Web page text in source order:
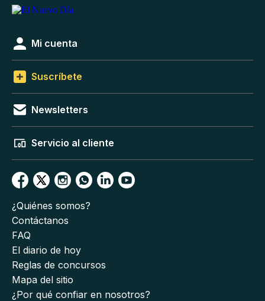
Mi cuenta
Suscríbete
Newsletters
Servicio al cliente
¿Quiénes somos?
Contáctanos
FAQ
El diario de hoy
Reglas de concursos
Mapa del sitio
¿Por qué confiar en nosotros?